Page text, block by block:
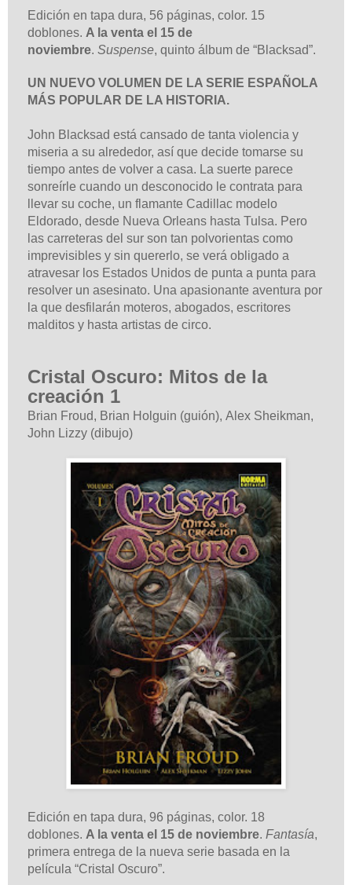
Edición en tapa dura, 56 páginas, color. 15
doblones. A la venta el 15 de
noviembre. Suspense, quinto álbum de “Blacksad”.
UN NUEVO VOLUMEN DE LA SERIE ESPAÑOLA
MÁS POPULAR DE LA HISTORIA.
John Blacksad está cansado de tanta violencia y
miseria a su alrededor, así que decide tomarse su
tiempo antes de volver a casa. La suerte parece
sonreírle cuando un desconocido le contrata para
llevar su coche, un flamante Cadillac modelo
Eldorado, desde Nueva Orleans hasta Tulsa. Pero
las carreteras del sur son tan polvorientas como
imprevisibles y sin quererlo, se verá obligado a
atravesar los Estados Unidos de punta a punta para
resolver un asesinato. Una apasionante aventura por
la que desfilarán moteros, abogados, escritores
malditos y hasta artistas de circo.
Cristal Oscuro: Mitos de la
creación 1
Brian Froud, Brian Holguin (guión), Alex Sheikman,
John Lizzy (dibujo)
Edición en tapa dura, 96 páginas, color. 18
doblones. A la venta el 15 de noviembre. Fantasía,
primera entrega de la nueva serie basada en la
película “Cristal Oscuro”.